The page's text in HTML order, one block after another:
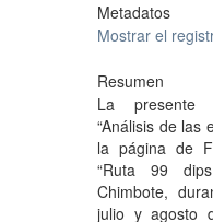
Metadatos
Mostrar el
Resumen
La presente
“Análisis de las
la página de
“Ruta 99
Chimbote,
julio y agosto